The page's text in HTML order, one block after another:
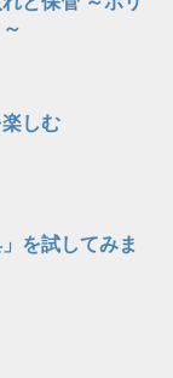
しむ
を試してみま